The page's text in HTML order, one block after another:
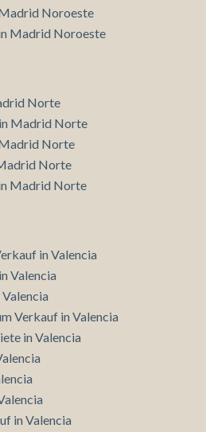
Noroeste
Madrid Noroeste
Norte
Madrid Norte
Norte
Norte
Madrid Norte
in Valencia
Valencia
Verkauf in Valencia
in Valencia
in Valencia